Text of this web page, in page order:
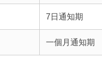
7日通知期
一個月通知期